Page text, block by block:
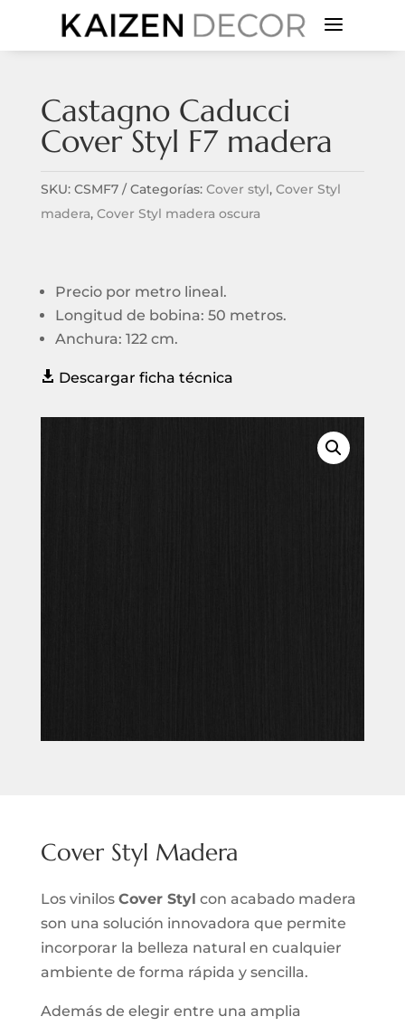
a
Castagno Caducci
Cover Styl F7 madera
SKU: CSMF7 Categorías: Cover styl, Cover Styl
madera, Cover Styl madera oscura
Precio por metro lineal.
Longitud de bobina: 50 metros.
Anchura: 122 cm.
 Descargar ficha técnica
Cover Styl Madera
Los vinilos Cover Styl con acabado madera
son una solución innovadora que permite
incorporar la belleza natural en cualquier
ambiente de forma rápida y sencilla.
Además de elegir entre una amplia